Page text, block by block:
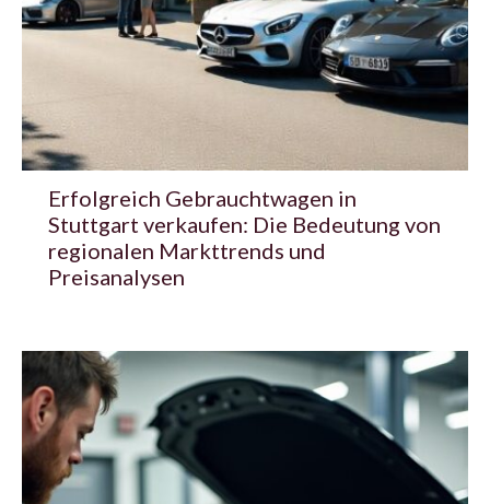
Erfolgreich Gebrauchtwagen in
Stuttgart verkaufen: Die Bedeutung von
regionalen Markttrends und
Preisanalysen